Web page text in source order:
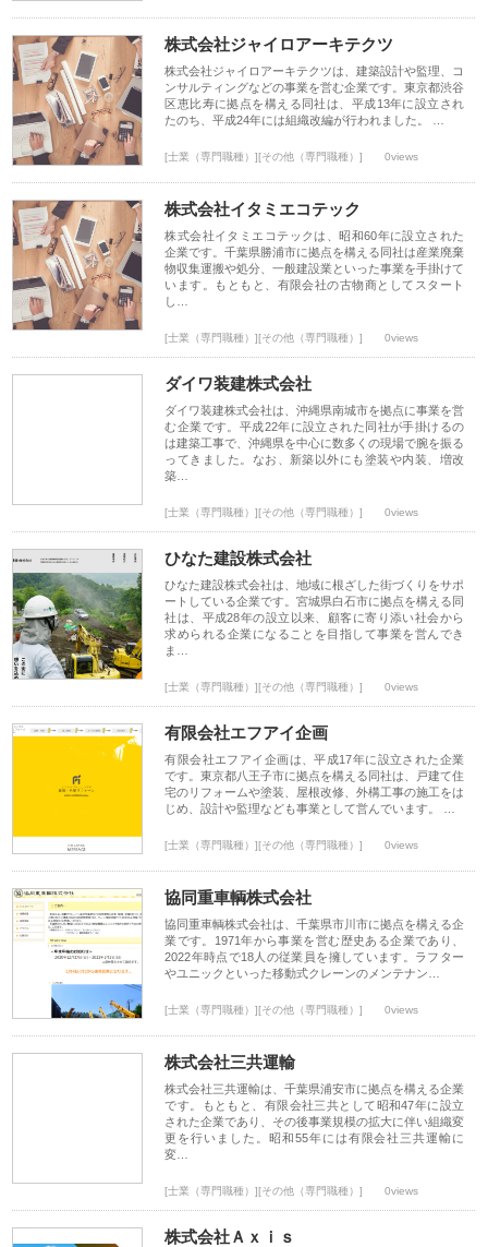
株式会社ジャイロアーキテクツ
株式会社ジャイロアーキテクツは、建築設計や監理、コ
ンサルティングなどの事業を営む企業です。東京都渋谷
区恵比寿に拠点を構える同社は、平成13年に設立され
たのち、平成24年には組織改編が行われました。 …
[士業（専門職種）][その他（専門職種）] 0views
株式会社イタミエコテック
株式会社イタミエコテックは、昭和60年に設立された
企業です。千葉県勝浦市に拠点を構える同社は産業廃棄
物収集運搬や処分、一般建設業といった事業を手掛けて
います。もともと、有限会社の古物商としてスタート
し…
[士業（専門職種）][その他（専門職種）] 0views
ダイワ装建株式会社
ダイワ装建株式会社は、沖縄県南城市を拠点に事業を営
む企業です。平成22年に設立された同社が手掛けるの
は建築工事で、沖縄県を中心に数多くの現場で腕を振る
ってきました。なお、新築以外にも塗装や内装、増改
築…
[士業（専門職種）][その他（専門職種）] 0views
ひなた建設株式会社
ひなた建設株式会社は、地域に根ざした街づくりをサポ
ートしている企業です。宮城県白石市に拠点を構える同
社は、平成28年の設立以来、顧客に寄り添い社会から
求められる企業になることを目指して事業を営んでき
ま…
[士業（専門職種）][その他（専門職種）] 0views
有限会社エフアイ企画
有限会社エフアイ企画は、平成17年に設立された企業
です。東京都八王子市に拠点を構える同社は、戸建て住
宅のリフォームや塗装、屋根改修、外構工事の施工をは
じめ、設計や監理なども事業として営んでいます。 …
[士業（専門職種）][その他（専門職種）] 0views
協同重車輌株式会社
協同重車輌株式会社は、千葉県市川市に拠点を構える企
業です。1971年から事業を営む歴史ある企業であり、
2022年時点で18人の従業員を擁しています。ラフター
やユニックといった移動式クレーンのメンテナン…
[士業（専門職種）][その他（専門職種）] 0views
株式会社三共運輸
株式会社三共運輸は、千葉県浦安市に拠点を構える企業
です。もともと、有限会社三共として昭和47年に設立
された企業であり、その後事業規模の拡大に伴い組織変
更を行いました。昭和55年には有限会社三共運輸に
変…
[士業（専門職種）][その他（専門職種）] 0views
株式会社Ａｘｉｓ